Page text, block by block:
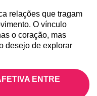
relações que tragam
O vínculo
o coração, mas
desejo de explorar
ENTRE